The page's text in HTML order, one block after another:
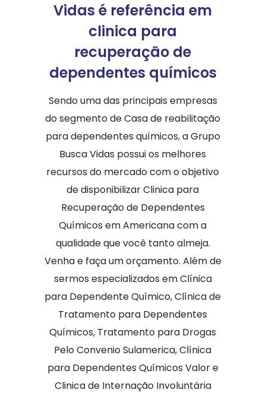
Vidas é referência em
clinica para
recuperação de
dependentes químicos
Sendo uma das principais empresas
do segmento de Casa de reabilitação
para dependentes químicos, a Grupo
Busca Vidas possui os melhores
recursos do mercado com o objetivo
de disponibilizar Clinica para
Recuperação de Dependentes
Químicos em Americana com a
qualidade que você tanto almeja.
Venha e faça um orçamento. Além de
sermos especializados em Clínica
para Dependente Químico, Clínica de
Tratamento para Dependentes
Químicos, Tratamento para Drogas
Pelo Convenio Sulamerica, Clínica
para Dependentes Químicos Valor e
Clinica de Internação Involuntária